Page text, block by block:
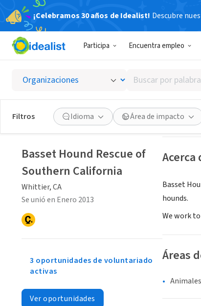
¡Celebramos 30 años de Idealist! Descubre
Participa Encuentra empleo
Buscar
por
palabra
clave
o
interés
Filtros Idioma Área de impacto
Whittier, CA
Ver
Acerca
Basset
hounds.
We work
Áreas
Animales
Buscando personas voluntarias
Basset Hound Rescue of
Southern California
Whittier, CA
Se unió en Enero 2013
3 oportunidades de voluntariado
activas
Ver oportunidades